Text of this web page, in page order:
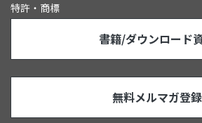
特許・商標
書籍/ダウンロード
無料メルマガ登録